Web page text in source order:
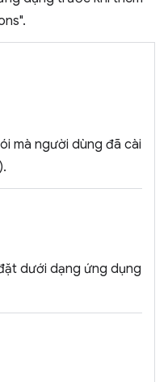
mà người dùng đã cài
dưới dạng ứng dụng